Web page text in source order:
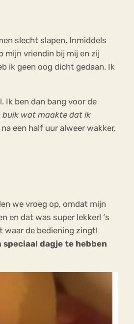
slecht slapen. Inmiddels
mijn vriendin bij mij en zij
ik geen oog dicht gedaan. Ik
Ik ben dan bang voor de
buik wat maakte dat ik
een half uur alweer wakker,
we vroeg op, omdat mijn
en dat was super lekker! ‘s
waar de bediening zingt!
speciaal dagje te hebben